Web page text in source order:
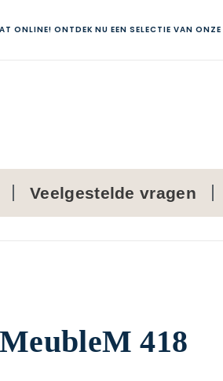
ONLINE! ONTDEK NU EEN SELECTIE VAN
Veelgestelde vragen
MeubleM 418